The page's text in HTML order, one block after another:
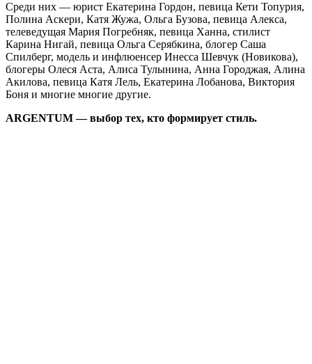
Среди них — юрист Екатерина Гордон, певица Кети Топурия,
Полина Аскери, Катя Жужа, Ольга Бузова, певица Алекса,
телеведущая Мария Погребняк, певица Ханна, стилист
Карина Нигай, певица Ольга Серябкина, блогер Саша
Спилберг, модель и инфлюенсер Инесса Шевчук (Новикова),
блогеры Олеся Аста, Алиса Тулынина, Анна Городжая, Алина
Акилова, певица Катя Лель, Екатерина Лобанова, Виктория
Боня и многие многие другие.
ARGENTUM — выбор тех, кто формирует стиль.